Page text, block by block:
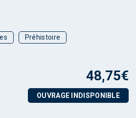
Préhistoire
48,75€
OUVRAGE INDISPONIBLE